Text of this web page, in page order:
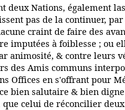
Nations, également
pas de la continuer,
craint de faire des
imputées à foiblesse ; ou
animosité, & contre leurs
des Amis communs
Offices en s'offrant pour
bien salutaire & bien
que celui de réconcilier